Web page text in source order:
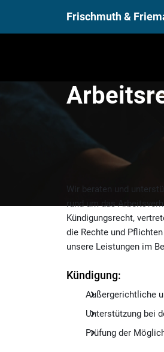
Frischmuth &
Wir beraten und
rund um das
Kündigungsrecht,
die Rechte und
unsere Leistungen im
Kündigung:
Außergerichtliche
Unterstützung bei
Prüfung der